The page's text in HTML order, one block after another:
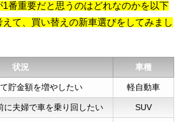
1番重要だと思うのはどれなのかを以下
て、買い替えの新車選びをしてみまし
状況 車種
貯金額を増やしたい 軽自動車
に夫婦で車を乗り回したい SUV